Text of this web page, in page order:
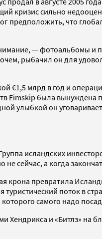
кризис сильно
предположить, что
— фотоальбомы и
рыбачил он для
€1,5 млрд в год и
Eimskip была вынуждена
улыбкой он
исландских
сейчас, а когда
крона превратила
поток в
самого надо
Хендрикса и «Битлз» на